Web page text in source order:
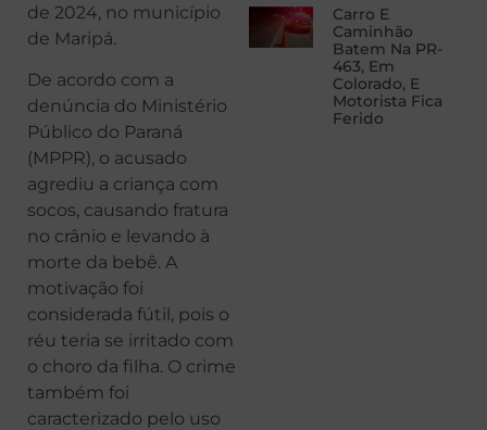
de 2024, no município
de Maripá.
De acordo com a
denúncia do Ministério
Público do Paraná
(MPPR), o acusado
agrediu a criança com
socos, causando fratura
no crânio e levando à
morte da bebê. A
motivação foi
considerada fútil, pois o
réu teria se irritado com
o choro da filha. O crime
também foi
caracterizado pelo uso
Carro E
Caminhão
Batem Na PR-
463, Em
Colorado, E
Motorista Fica
Ferido